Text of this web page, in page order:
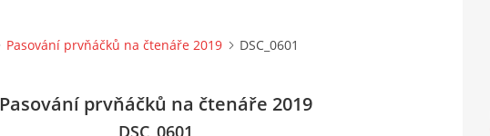
Pasování prvňáčků na čtenáře 2019 DSC_0601
Pasování prvňáčků na čtenáře 2019
DSC_0601